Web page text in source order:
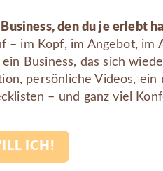
den du je erlebt
im Kopf, im Angebot, im
Business, das sich
persönliche Videos, ein
– und ganz viel
ICH!